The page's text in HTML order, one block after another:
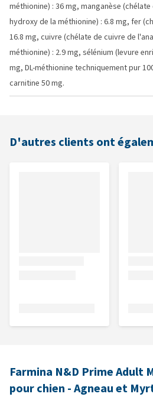
méthionine) : 36 mg, manganèse
hydroxy de la méthionine) : 6.8 mg, fer
16.8 mg, cuivre (chélate de cuivre de
méthionine) : 2.9 mg, sélénium (levure
mg, DL-méthionine techniquement pur
carnitine 50 mg.
D'autres clients ont
Farmina N&D Prime Adult
pour chien - Agneau et